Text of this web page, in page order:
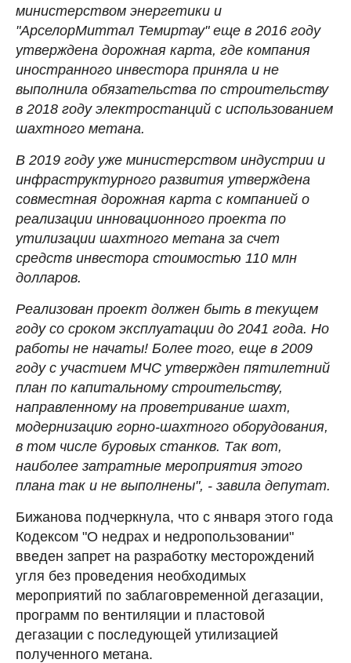
министерством энергетики и
"АрселорМиттал Темиртау" еще в 2016 году
утверждена дорожная карта, где компания
иностранного инвестора приняла и не
выполнила обязательства по строительству
в 2018 году электростанций с использованием
шахтного метана.
В 2019 году уже министерством индустрии и
инфраструктурного развития утверждена
совместная дорожная карта с компанией о
реализации инновационного проекта по
утилизации шахтного метана за счет
средств инвестора стоимостью 110 млн
долларов.
Реализован проект должен быть в текущем
году со сроком эксплуатации до 2041 года. Но
работы не начаты! Более того, еще в 2009
году с участием МЧС утвержден пятилетний
план по капитальному строительству,
направленному на проветривание шахт,
модернизацию горно-шахтного оборудования,
в том числе буровых станков. Так вот,
наиболее затратные мероприятия этого
плана так и не выполнены", - завила депутат.
Бижанова подчеркнула, что с января этого года
Кодексом "О недрах и недропользовании"
введен запрет на разработку месторождений
угля без проведения необходимых
мероприятий по заблаговременной дегазации,
программ по вентиляции и пластовой
дегазации с последующей утилизацией
полученного метана.